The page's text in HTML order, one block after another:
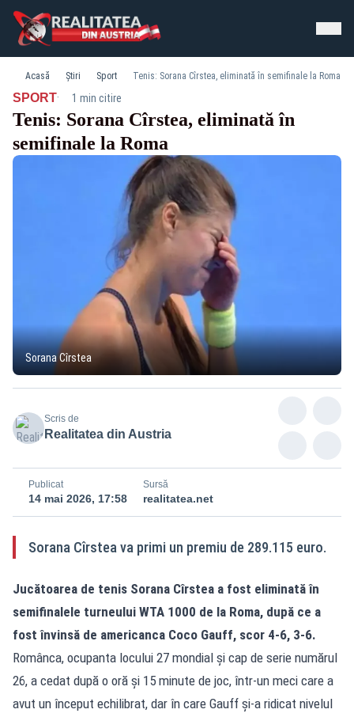
Acasă Știri Sport Tenis: Sorana Cîrstea, eliminată în semifinale la Roma
SPORT· 1 min citire
Tenis: Sorana Cîrstea, eliminată în
semifinale la Roma
Sorana Cîrstea
Scris de
Realitatea din Austria
Publicat
14 mai 2026, 17:58
Sursă
realitatea.net
Sorana Cîrstea va primi un premiu de 289.115 euro.
Jucătoarea de tenis Sorana Cîrstea a fost eliminată în
semifinalele turneului WTA 1000 de la Roma, după ce a
fost învinsă de americanca Coco Gauff, scor 4-6, 3-6.
Românca, ocupanta locului 27 mondial și cap de serie numărul
26, a cedat după o oră și 15 minute de joc, într-un meci care a
avut un început echilibrat, dar în care Gauff și-a ridicat nivelul